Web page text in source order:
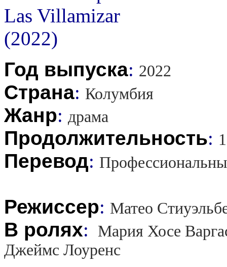
Год выпуска: 2022
Страна: Колумбия
Жанр: драма
Продолжительность:
Перевод:
Режиссер: Матео
В ролях:
Мария Хосе
Джеймс Лоуренс